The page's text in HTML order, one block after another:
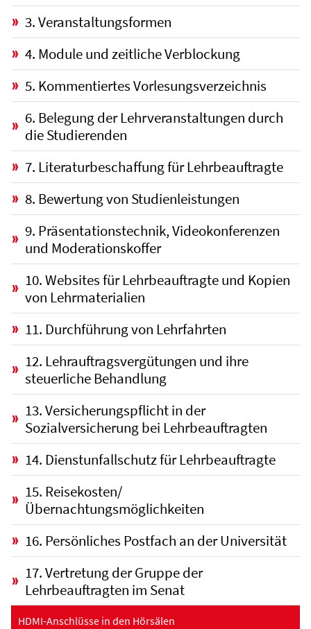
3. Veranstaltungsformen
4. Module und zeitliche Verblockung
5. Kommentiertes Vorlesungsverzeichnis
6. Belegung der Lehrveranstaltungen durch
die Studierenden
7. Literaturbeschaffung für Lehrbeauftragte
8. Bewertung von Studienleistungen
9. Präsentationstechnik, Videokonferenzen
und Moderationskoffer
10. Websites für Lehrbeauftragte und Kopien
von Lehrmaterialien
11. Durchführung von Lehrfahrten
12. Lehrauftragsvergütungen und ihre
steuerliche Behandlung
13. Versicherungspflicht in der
Sozialversicherung bei Lehrbeauftragten
14. Dienstunfallschutz für Lehrbeauftragte
15. Reisekosten/
Übernachtungsmöglichkeiten
16. Persönliches Postfach an der Universität
17. Vertretung der Gruppe der
Lehrbeauftragten im Senat
HDMI-Anschlüsse in den Hörsälen